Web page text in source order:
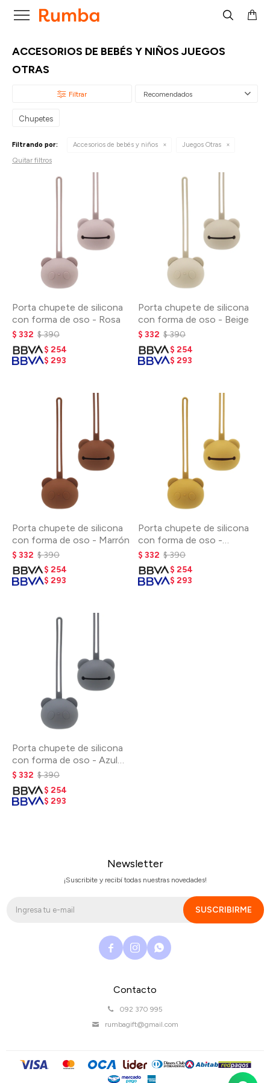

ACCESORIOS DE BEBÉS Y NIÑOS JUEGOS
OTRAS
Recomendados
Chupetes
Filtrando por: Accesorios de bebés y niños Juegos Otras
Quitar filtros
Porta chupete de silicona
con forma de oso - Rosa
$ 332 $390
$ 254
$ 293
Porta chupete de silicona
con forma de oso - Beige
$ 332 $390
$ 254
$ 293
Porta chupete de silicona
con forma de oso - Marrón
$ 332 $390
$ 254
$ 293
Porta chupete de silicona
con forma de oso -
Mostaza
$ 332 $390
$ 254
$ 293
Porta chupete de silicona
con forma de oso - Azul
perla
$ 332 $390
$ 254
$ 293
Contacto
092 370 995
rumbagift@gmail.com
Newsletter
¡Suscribite y recibí todas nuestras novedades!
SUSCRIBIRME
  